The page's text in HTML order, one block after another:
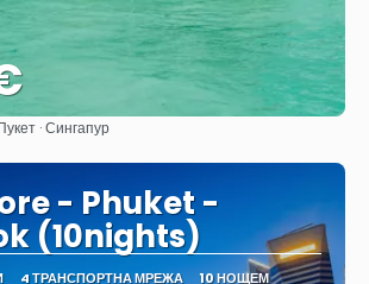
Вижте
· Сингапур
- Phuket -
(10nights)
4 ТРАНСПОРТНА МРЕЖА 10 НОЩЕМ